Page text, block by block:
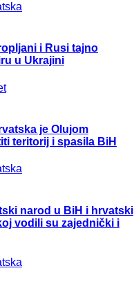
i Rusi tajno
u Ukrajini
je Olujom
teritorij i spasila BiH
narod u BiH i hrvatski
vodili su zajednički i